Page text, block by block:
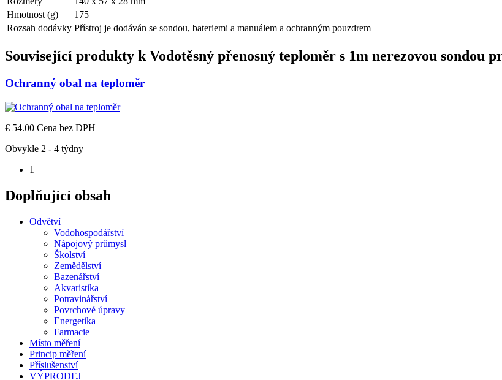
Hmotnost (g)
175
Rozsah dodávky Přístroj je dodáván se sondou, bateriemi a manuálem a ochranným pouzdrem
Související produkty k Vodotěsný přenosný teploměr s 1m nerezovou sondou
Ochranný obal na teploměr
€ 54.00 Cena bez DPH
Obvykle 2 - 4 týdny
1
Doplňující obsah
Odvětví
Vodohospodářství
Nápojový průmysl
Školství
Zemědělství
Bazenářství
Akvaristika
Potravinářství
Povrchové úpravy
Energetika
Farmacie
Místo měření
Princip měření
Příslušenství
VÝPRODEJ